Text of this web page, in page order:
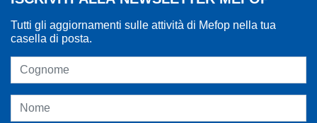
Tutti gli aggiornamenti sulle attività di Mefop nella tua
casella di posta.